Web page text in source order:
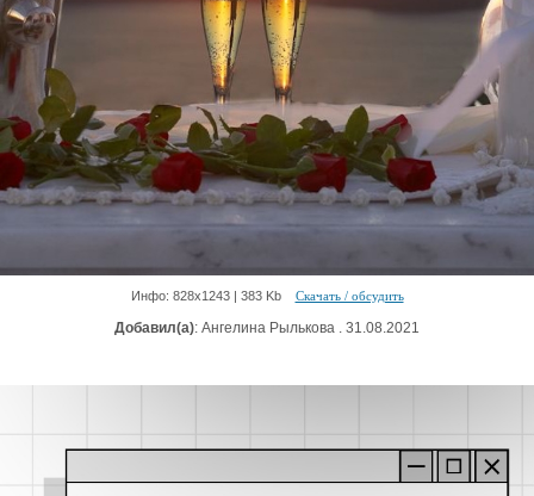
Инфо: 828х1243 | 383 Kb Скачать / обсудить
Добавил(а): Ангелина Рылькова . 31.08.2021